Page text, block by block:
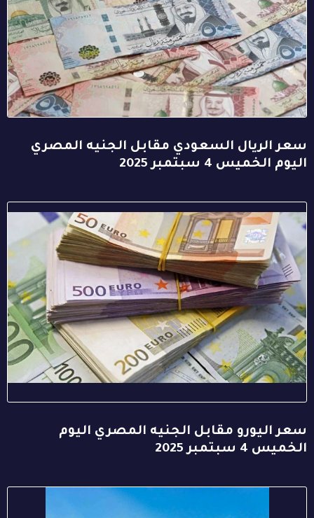
سعر الريال السعودي مقابل الجنيه المصري
اليوم الخميس 4 سبتمبر 2025
سعر اليورو مقابل الجنيه المصري اليوم
الخميس 4 سبتمبر 2025